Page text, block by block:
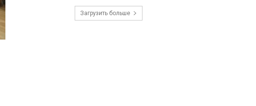
Загрузить больше